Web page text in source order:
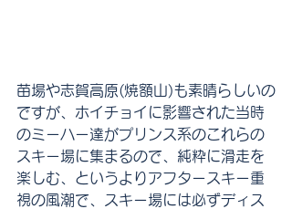
苗場や志賀高原(焼額山)も素晴らしいの
ですが、ホイチョイに影響された当時
のミーハー達がプリンス系のこれらの
スキー場に集まるので、純粋に滑走を
楽しむ、というよりアフタースキー重
視の風潮で、スキー場には必ずディス